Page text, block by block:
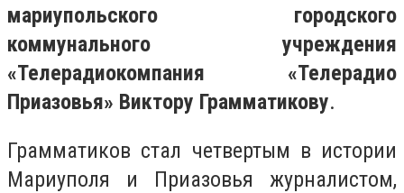
мариупольского городского
коммунального учреждения
«Телерадиокомпания «Телерадио
Приазовья» Виктору Грамматикову.
Грамматиков стал четвертым в истории
Мариуполя и Приазовья журналистом,